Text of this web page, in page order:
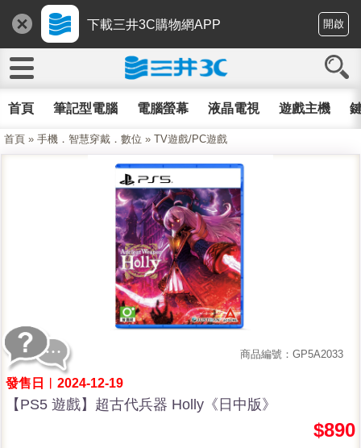
下載三井3C購物網APP 開啟
首頁 筆記型電腦 電腦螢幕 液晶電視 遊戲主機
首頁 » 手機．智慧穿戴．數位 » TV遊戲/PC遊戲
商品編號：GP5A2033
發售日︱2024-12-19
【PS5 遊戲】超古代兵器 Holly《日中版》
$890